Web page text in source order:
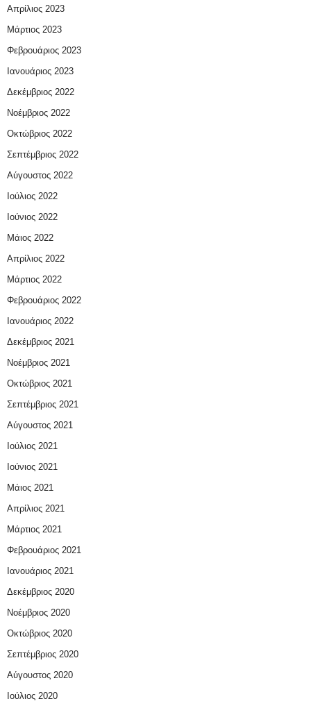
Απρίλιος 2023
Μάρτιος 2023
Φεβρουάριος 2023
Ιανουάριος 2023
Δεκέμβριος 2022
Νοέμβριος 2022
Οκτώβριος 2022
Σεπτέμβριος 2022
Αύγουστος 2022
Ιούλιος 2022
Ιούνιος 2022
Μάιος 2022
Απρίλιος 2022
Μάρτιος 2022
Φεβρουάριος 2022
Ιανουάριος 2022
Δεκέμβριος 2021
Νοέμβριος 2021
Οκτώβριος 2021
Σεπτέμβριος 2021
Αύγουστος 2021
Ιούλιος 2021
Ιούνιος 2021
Μάιος 2021
Απρίλιος 2021
Μάρτιος 2021
Φεβρουάριος 2021
Ιανουάριος 2021
Δεκέμβριος 2020
Νοέμβριος 2020
Οκτώβριος 2020
Σεπτέμβριος 2020
Αύγουστος 2020
Ιούλιος 2020